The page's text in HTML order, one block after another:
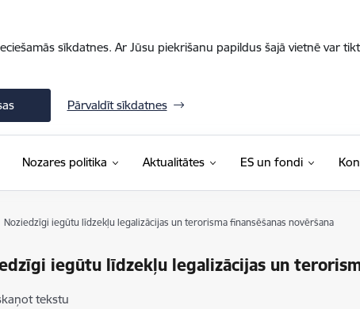
sīkdatnes. Ar Jūsu piekrišanu papildus šajā vietnē var
Pārvaldīt sīkdatnes
Nozares politika Aktualitātes ES un fondi
Noziedzīgi iegūtu līdzekļu legalizācijas un terorisma finansēšanas novēršana
iegūtu līdzekļu legalizācijas un
tekstu